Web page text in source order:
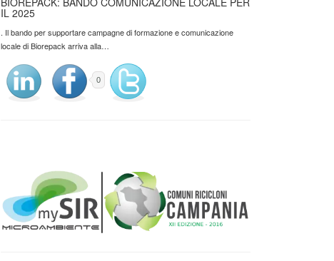
IL 2025
. Il bando per supportare campagne di formazione e comunicazione
locale di Biorepack arriva alla…
0